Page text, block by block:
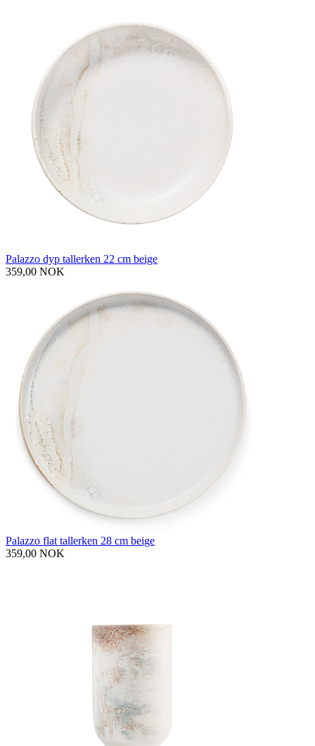
Palazzo dyp tallerken 22 cm beige
359,00 NOK
Palazzo flat tallerken 28 cm beige
359,00 NOK